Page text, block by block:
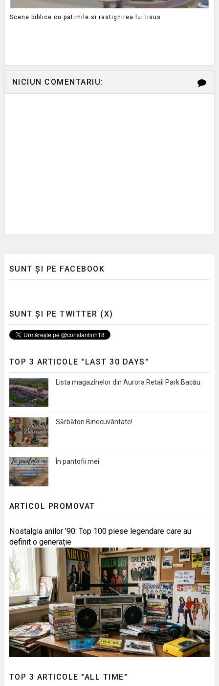
Scene biblice cu patimile si rastignirea lui Iisus
NICIUN COMENTARIU:
SUNT ȘI PE FACEBOOK
SUNT ȘI PE TWITTER (X)
TOP 3 ARTICOLE "LAST 30 DAYS"
Lista magazinelor din Aurora Retail Park Bacău
Sărbători Binecuvântate!
În pantofii mei
ARTICOL PROMOVAT
Nostalgia anilor '90: Top 100 piese legendare care au
definit o generație
TOP 3 ARTICOLE "ALL TIME"